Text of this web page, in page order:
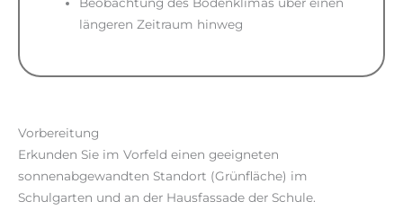
längeren Zeitraum hinweg
Vorbereitung
Erkunden Sie im Vorfeld einen geeigneten
sonnenabgewandten Standort (Grünfläche) im
Schulgarten und an der Hausfassade der Schule.